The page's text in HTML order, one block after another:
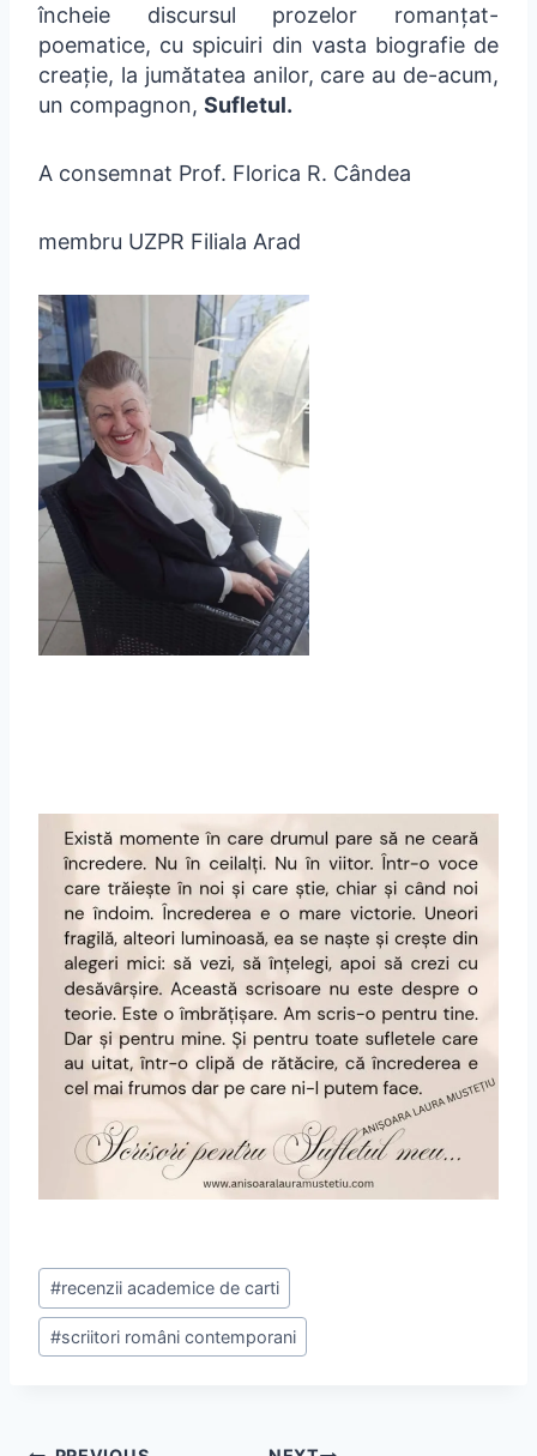
încheie discursul prozelor romanțat-
poematice, cu spicuiri din vasta biografie de
creație, la jumătatea anilor, care au de-acum,
un compagnon, Sufletul.
A consemnat Prof. Florica R. Cândea
membru UZPR Filiala Arad
#recenzii academice de carti
#scriitori români contemporani